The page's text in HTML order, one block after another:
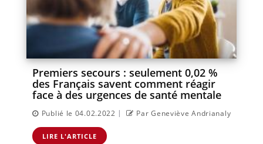
Premiers secours : seulement 0,02 %
des Français savent comment réagir
face à des urgences de santé mentale
Publié le 04.02.2022 | Par Geneviève Andrianaly
LIRE L'ARTICLE